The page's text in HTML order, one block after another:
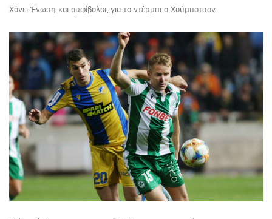
Xάνει Ένωση και αμφίβολος για το ντέρμπι ο Χούμποτσαν